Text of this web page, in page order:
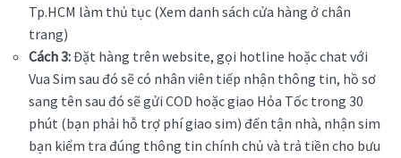
Tp.HCM làm thủ tục (Xem danh sách cửa hàng ở chân
trang)
Cách 3:Đặt hàng trên website, gọi hotline hoặc chat với
Vua Sim sau đó sẽ có nhân viên tiếp nhận thông tin, hồ sơ
sang tên sau đó sẽ gửi COD hoặc giao Hỏa Tốc trong 30
phút (bạn phải hỗ trợ phí giao sim) đến tận nhà, nhận sim
bạn kiểm tra đúng thông tin chính chủ và trả tiền cho bưu